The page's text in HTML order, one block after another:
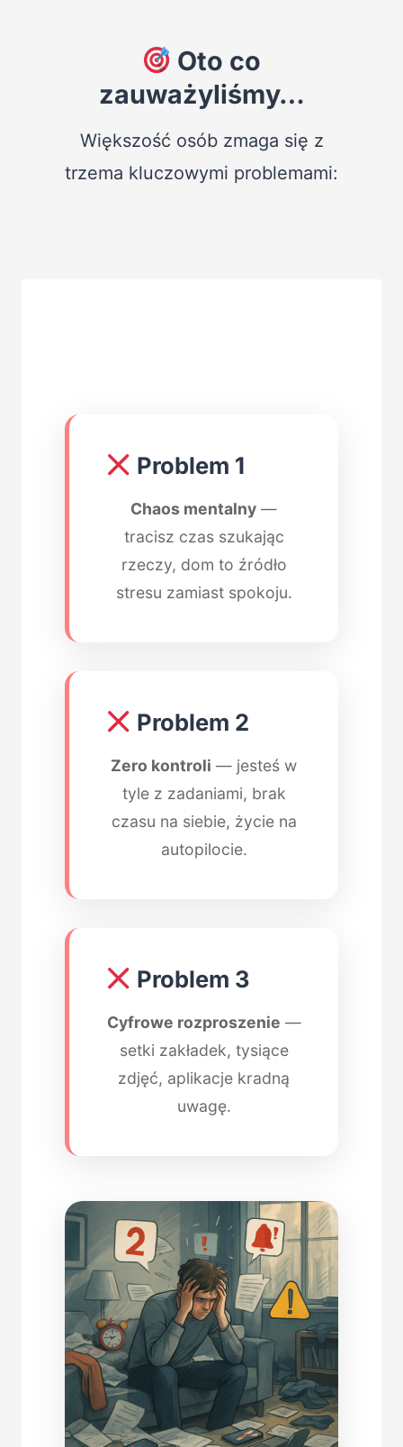
Oto co
zauważyliśmy…
Większość osób zmaga się z
trzema kluczowymi problemami:
Problem 1
Chaos mentalny —
tracisz czas szukając
rzeczy, dom to źródło
stresu zamiast spokoju.
Problem 2
Zero kontroli — jesteś w
tyle z zadaniami, brak
czasu na siebie, życie na
autopilocie.
Problem 3
Cyfrowe rozproszenie —
setki zakładek, tysiące
zdjęć, aplikacje kradną
uwagę.